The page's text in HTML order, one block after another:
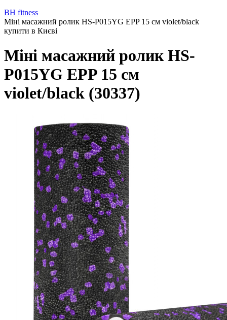
BH fitness
Міні масажний ролик HS-P015YG EPP 15 см violet/black
купити в Києві
Міні масажний ролик HS-
P015YG EPP 15 см
violet/black (30337)